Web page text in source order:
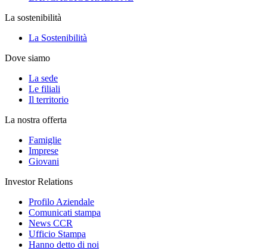
La sostenibilità
La Sostenibilità
Dove siamo
La sede
Le filiali
Il territorio
La nostra offerta
Famiglie
Imprese
Giovani
Investor Relations
Profilo Aziendale
Comunicati stampa
News CCR
Ufficio Stampa
Hanno detto di noi